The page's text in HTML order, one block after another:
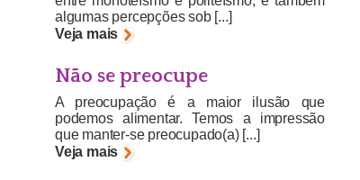
algumas percepções sob [...]
Veja mais
Não se preocupe
A preocupação é a maior ilusão que
podemos alimentar. Temos a impressão
que manter-se preocupado(a) [...]
Veja mais